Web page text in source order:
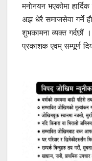
मनाेनयन भएकोमा
अझ धेरै समाजसेवा गर्ने
शुभकामना व्यक्त गर्दछौं
प्रकाशक एवम् सम्पूर्ण